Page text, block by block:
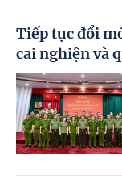
Tiếp tục đổi
cai nghiện và